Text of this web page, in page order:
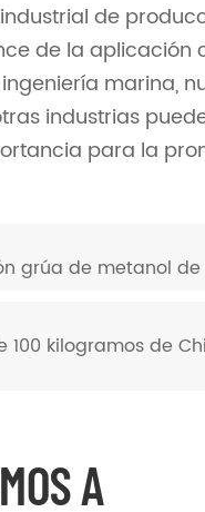
de
de la aplicación
marina,
industrias
para la
grúa de metanol
kilogramos de
A